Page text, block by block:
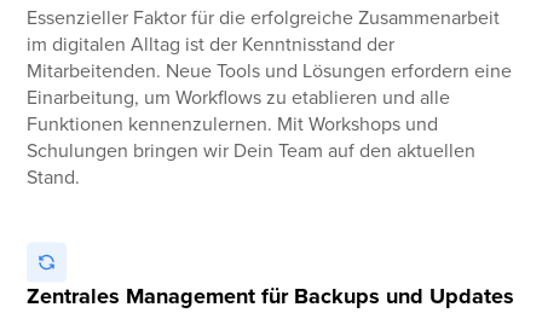
Essenzieller Faktor für die erfolgreiche Zusammenarbeit
im digitalen Alltag ist der Kenntnisstand der
Mitarbeitenden. Neue Tools und Lösungen erfordern eine
Einarbeitung, um Workflows zu etablieren und alle
Funktionen kennenzulernen. Mit Workshops und
Schulungen bringen wir Dein Team auf den aktuellen
Stand.
Zentrales Management für Backups und Updates